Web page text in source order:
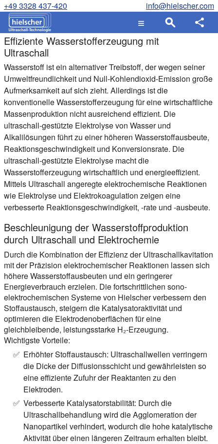
+49 3328 437-420 info@hielscher.com
Effiziente Wasserstofferzeugung mit
Ultraschall
Wasserstoff ist ein alternativer Treibstoff, der wegen seiner
Umweltfreundlichkeit und Null-Kohlendioxid-Emission große
Aufmerksamkeit auf sich zieht. Allerdings ist die
konventionelle Wasserstofferzeugung für eine wirtschaftliche
Massenproduktion nicht ausreichend effizient. Die
ultraschall-gestützte Elektrolyse von Wasser und
Alkalilösungen führt zu einer höheren Wasserstoffausbeute,
Reaktionsgeschwindigkeit und Konversionsrate. Die
ultraschall-gestützte Elektrolyse macht die
Wasserstofferzeugung wirtschaftlich und energieeffizient.
Mittels Ultraschall angeregte elektrochemische Reaktionen
wie Elektrolyse und Elektrokoagulation zeigen eine
verbesserte Reaktionsgeschwindigkeit, -rate und -ausbeute.
Beschleunigung der Wasserstoffproduktion
durch Ultraschall und Elektrochemie
Durch die Kombination der Effizienz der Ultraschallkavitation
mit der Präzision elektrochemischer Reaktionen lassen sich
höhere Wasserstoffausbeuten und ein geringerer
Energieverbrauch erzielen. Die fortschrittlichen sono-
elektrochemischen Systeme von Hielscher verbessern den
Stoffaustausch, steigern die Katalysatoraktivität und
optimieren die Elektrodenoberflächen für eine
gleichbleibende, leistungsstarke H₂-Erzeugung.
Wichtigste Vorteile:
Erhöhter Stoffaustausch: Ultraschallwellen verringern
die Dicke der Diffusionsschicht und gewährleisten so
eine effiziente Zufuhr der Reaktanten zu den
Elektroden.
Verbesserte Katalysatorstabilität: Durch die
Ultraschallbehandlung wird die Agglomeration der
Nanopartikel verhindert, wodurch die hohe katalytische
Aktivität über einen längeren Zeitraum erhalten bleibt.